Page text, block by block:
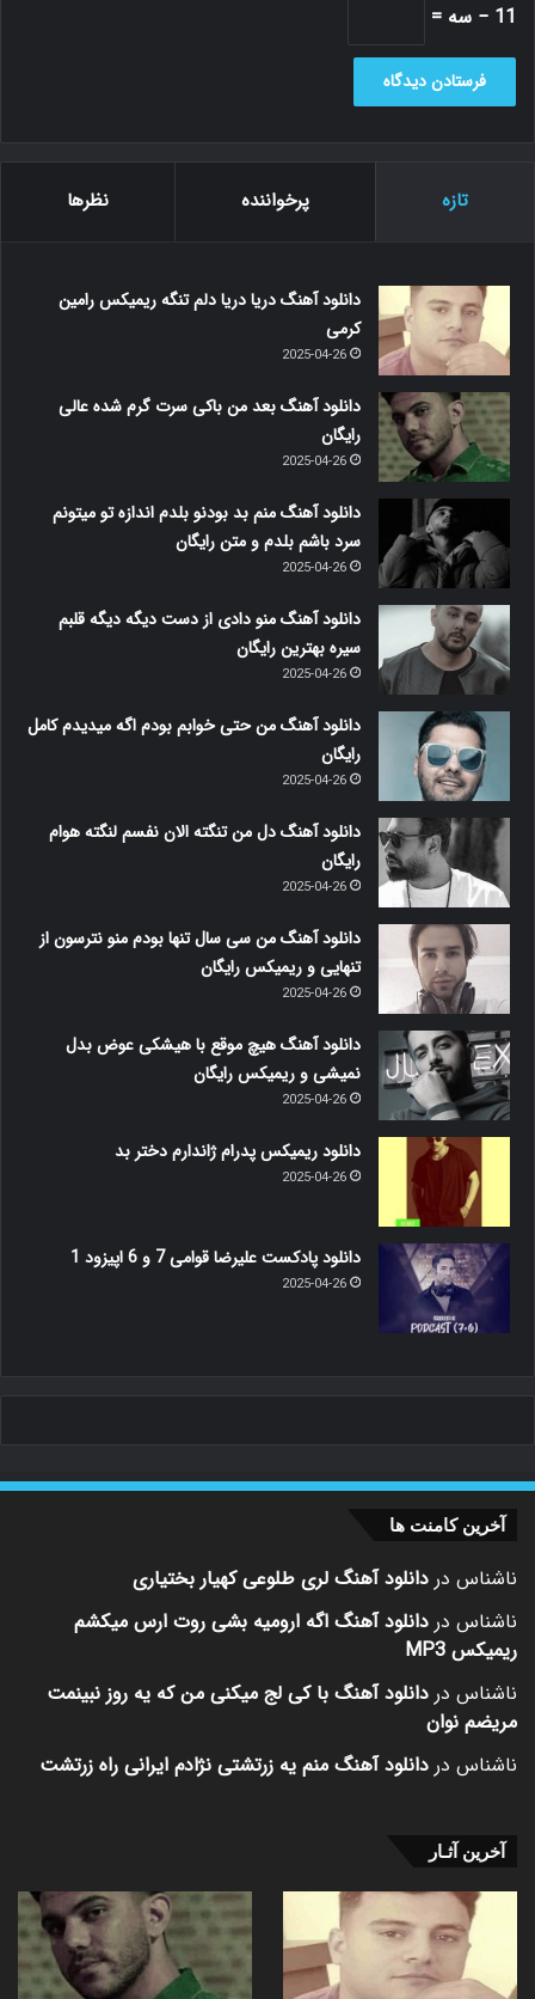
11 − سه =
تازه پرخواننده نظرها
دانلود آهنگ دریا دریا دلم تنگه ریمیکس رامین
کرمی
2025-04-26
دانلود آهنگ بعد من باکی سرت گرم شده عالی
رایگان
2025-04-26
دانلود آهنگ منم بد بودنو بلدم اندازه تو میتونم
سرد باشم بلدم و متن رایگان
2025-04-26
دانلود آهنگ منو دادی از دست دیگه دیگه قلبم
سیره بهترین رایگان
2025-04-26
دانلود آهنگ من حتی خوابم بودم اگه میدیدم کامل
رایگان
2025-04-26
دانلود آهنگ دل من تنگته الان نفسم لنگته هوام
رایگان
2025-04-26
دانلود آهنگ من سی سال تنها بودم منو نترسون از
تنهایی و ریمیکس رایگان
2025-04-26
دانلود آهنگ هیچ موقع با هیشکی عوض بدل
نمیشی و ریمیکس رایگان
2025-04-26
دانلود ریمیکس پدرام ژاندارم دختر بد
2025-04-26
دانلود پادکست علیرضا قوامی 7 و 6 اپیزود 1
2025-04-26
آخرین کامنت ها
ناشناس در دانلود آهنگ لری طلوعی کهیار بختیاری
ناشناس در دانلود آهنگ اگه ارومیه بشی روت ارس میکشم
ریمیکس MP3
ناشناس در دانلود آهنگ با کی لج میکنی من که یه روز نبینمت
مریضم نوان
ناشناس در دانلود آهنگ منم یه زرتشتی نژادم ایرانی راه زرتشت
آخرین آثـار